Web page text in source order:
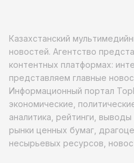
Казахстанский
новостей. Агентство
контентных платформах:
представляем главные
Информационный портал
экономические,
аналитика, рейтинги,
рынки ценных бумаг,
несырьевых ресурсов,